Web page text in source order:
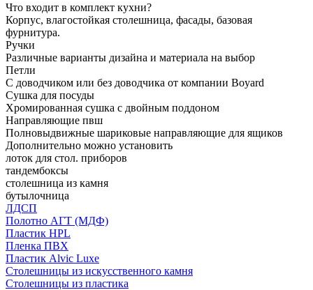
Что входит в комплект кухни?
Корпус, влагостойкая столешница, фасады, базовая
фурнитура.
Ручки
Различные варианты дизайна и материала на выбор
Петли
С доводчиком или без доводчика от компании Boyard
Сушка для посуды
Хромированная сушка с двойным поддоном
Направляющие пвш
Полновыдвижные шариковые направляющие для ящиков
Дополнительно можно установить
лоток для стол. приборов
тандембоксы
столешница из камня
бутылочница
ЛДСП
Полотно АГТ (МДФ)
Пластик HPL
Пленка ПВХ
Пластик Alvic Luxe
Столешницы из искусственного камня
Столешницы из пластика